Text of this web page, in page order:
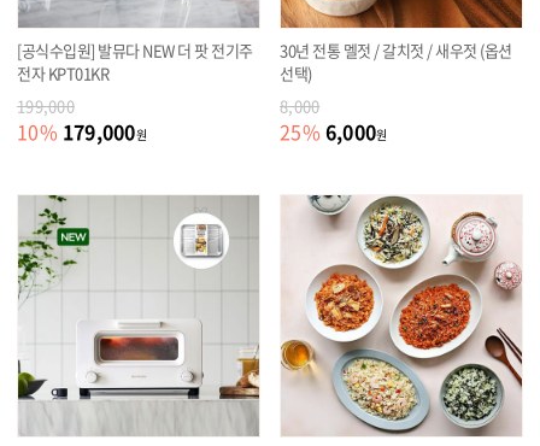
[공식수입원] 발뮤다 NEW 더 팟 전기주
전자 KPT01KR
199,000
10% 179,000원
30년 전통 멜젓 / 갈치젓 / 새우젓 (옵션
선택)
8,000
25% 6,000원